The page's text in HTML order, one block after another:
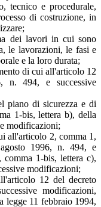
tecnico e procedurale,
di costruzione, in
dei lavori in cui sono
le lavorazioni, le fasi e
e la loro durata;
di cui all'articolo 12
n. 494, e successive
piano di sicurezza e di
1-bis, lettera b), della
modificazioni;
all'articolo 2, comma 1,
1996, n. 494, e
1-bis, lettera c),
modificazioni;
12 del decreto
modificazioni,
legge 11 febbraio 1994,